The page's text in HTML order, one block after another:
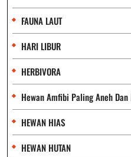
FAUNA LAUT
HARI LIBUR
HERBIVORA
Hewan Amfibi Paling Aneh
HEWAN HIAS
HEWAN HUTAN